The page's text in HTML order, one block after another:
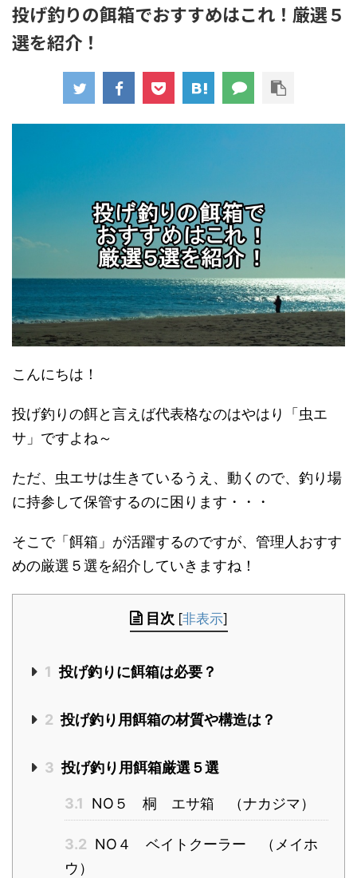
投げ釣りの餌箱でおすすめはこれ！厳選５
選を紹介！
こんにちは！
投げ釣りの餌と言えば代表格なのはやはり「虫エ
サ」ですよね～
ただ、虫エサは生きているうえ、動くので、釣り場
に持参して保管するのに困ります・・・
そこで「餌箱」が活躍するのですが、管理人おすす
めの厳選５選を紹介していきますね！
目次 [非表示]
1 投げ釣りに餌箱は必要？
2 投げ釣り用餌箱の材質や構造は？
3 投げ釣り用餌箱厳選５選
3.1 NO５ 桐 エサ箱 （ナカジマ）
3.2 NO４ ベイトクーラー （メイホ
ウ）